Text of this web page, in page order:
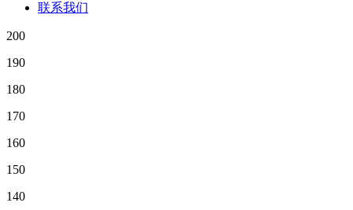
联系我们
200
190
180
170
160
150
140